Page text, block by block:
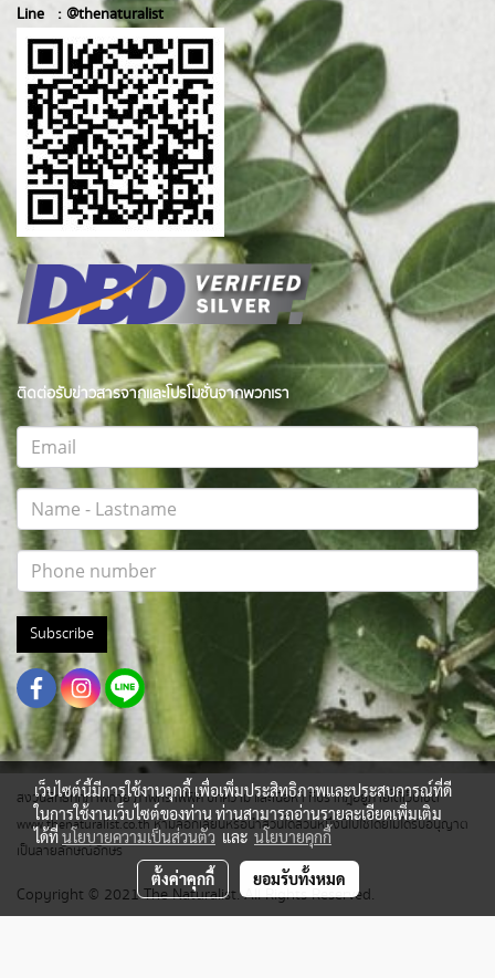
Line : @thenaturalist
ติดต่อรับข่าวสารจากและโปรโมชั่นจากพวกเรา
Subscribe
สงวนสิทธิ์ทุกภาพถ่าย ภาพกราฟฟิค บทความ และเนื้อหา ที่ปรากฎอยู่ภายใต้เว็บไซต์
www.thenaturalist.co.th ห้ามลอกเลียนหรือนำส่วนใดส่วนหนึ่งนี้ไปใช้โดยไม่ได้รับอนุญาต
เป็นลายลักษณ์อักษร
Copyright © 2021 The Naturalist. All Rights Reserved.
เว็บไซต์นี้มีการใช้งานคุกกี้ เพื่อเพิ่มประสิทธิภาพและประสบการณ์ที่ดี
ในการใช้งานเว็บไซต์ของท่าน ท่านสามารถอ่านรายละเอียดเพิ่มเติม
ได้ที่นโยบายความเป็นส่วนตัว และ นโยบายคุกกี้
ตั้งค่าคุกกี้ ยอมรับทั้งหมด